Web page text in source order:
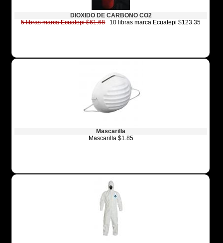
DIOXIDO DE CARBONO CO2
5 libras marca Ecuatepi $61.6810 libras marca Ecuatepi $123.35
Mascarilla
Mascarilla $1.85